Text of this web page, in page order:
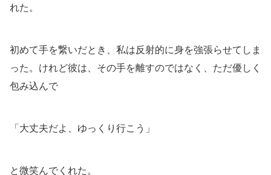
れた。
初めて手を繋いだとき、私は反射的に身を強張らせてしま
った。けれど彼は、その手を離すのではなく、ただ優しく
包み込んで
「大丈夫だよ、ゆっくり行こう」
と微笑んでくれた。